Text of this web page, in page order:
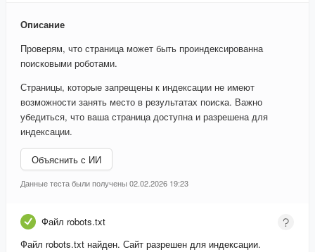
Описание
Проверям, что страница может быть проиндексированна
поисковыми роботами.
Страницы, которые запрещены к индексации не имеют
возможности занять место в результатах поиска. Важно
убедиться, что ваша страница доступна и разрешена для
индексации.
Объяснить с ИИ
Данные теста были получены 02.02.2026 19:23
Файл robots.txt
Файл robots.txt найден. Сайт разрешен для индексации.